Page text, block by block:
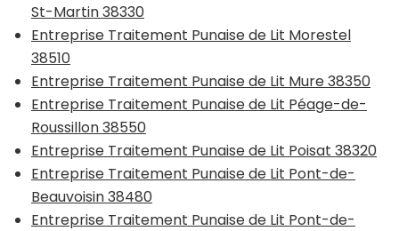
St-Martin 38330
Entreprise Traitement Punaise de Lit Morestel
38510
Entreprise Traitement Punaise de Lit Mure 38350
Entreprise Traitement Punaise de Lit Péage-de-
Roussillon 38550
Entreprise Traitement Punaise de Lit Poisat 38320
Entreprise Traitement Punaise de Lit Pont-de-
Beauvoisin 38480
Entreprise Traitement Punaise de Lit Pont-de-